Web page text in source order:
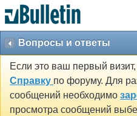
Вопросы и ответы
Если это ваш первый
Справку по форуму. Для
сообщений необходимо
просмотра сообщений